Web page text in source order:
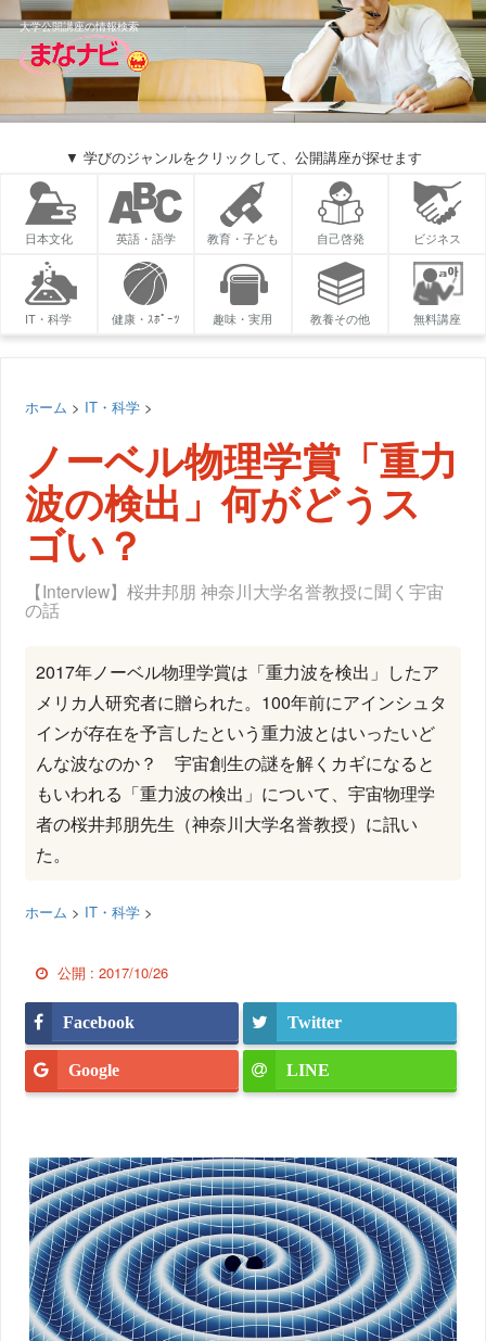
大学公開講座の情報検索
▼ 学びのジャンルをクリックして、公開講座が探せます
日本文化 英語・語学 教育・子ども 自己啓発 ビジネス
IT・科学 健康・ｽﾎﾟｰﾂ 趣味・実用 教養その他 無料講座
ホーム > IT・科学 >
ノーベル物理学賞「重力
波の検出」何がどうス
ゴい？
【Interview】桜井邦朋 神奈川大学名誉教授に聞く宇宙
の話
2017年ノーベル物理学賞は「重力波を検出」したア
メリカ人研究者に贈られた。100年前にアインシュタ
インが存在を予言したという重力波とはいったいど
んな波なのか？ 宇宙創生の謎を解くカギになると
もいわれる「重力波の検出」について、宇宙物理学
者の桜井邦朋先生（神奈川大学名誉教授）に訊い
た。
ホーム > IT・科学 >
公開 :2017/10/26
Facebook Twitter
Google LINE